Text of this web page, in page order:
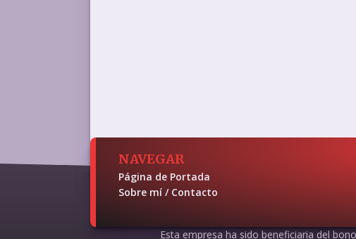
NAVEGAR
Página de Portada
Sobre mí / Contacto
Esta empresa ha sido beneficiaria del